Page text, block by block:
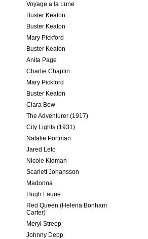
Voyage a la Lune
Buster Keaton
Buster Keaton
Mary Pickford
Buster Keaton
Anita Page
Charlie Chaplin
Mary Pickford
Buster Keaton
Clara Bow
The Adventurer (1917)
City Lights (1931)
Natalie Portman
Jared Leto
Nicole Kidman
Scarlett Johansson
Madonna
Hugh Laurie
Red Queen (Helena Bonham
Carter)
Meryl Streep
Johnny Depp